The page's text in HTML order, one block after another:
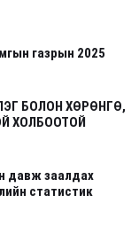
газрын 2025
БОЛОН ХӨРӨНГӨ,
ХОЛБООТОЙ
давж заалдах
статистик